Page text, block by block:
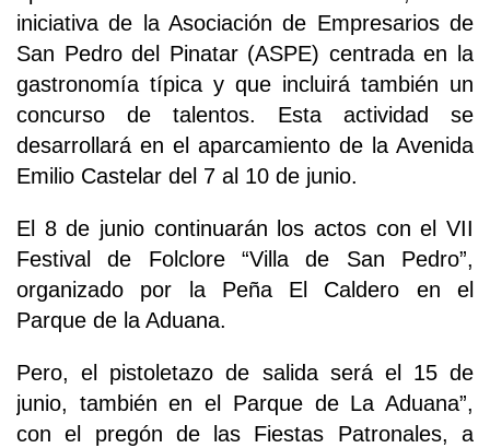
iniciativa de la Asociación de Empresarios de
San Pedro del Pinatar (ASPE) centrada en la
gastronomía típica y que incluirá también un
concurso de talentos. Esta actividad se
desarrollará en el aparcamiento de la Avenida
Emilio Castelar del 7 al 10 de junio.
El 8 de junio continuarán los actos con el VII
Festival de Folclore “Villa de San Pedro”,
organizado por la Peña El Caldero en el
Parque de la Aduana.
Pero, el pistoletazo de salida será el 15 de
junio, también en el Parque de La Aduana”,
con el pregón de las Fiestas Patronales, a